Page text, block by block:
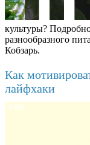
культуры?
разнообразного
Кобзарь.
Как
лайфхаки
8780